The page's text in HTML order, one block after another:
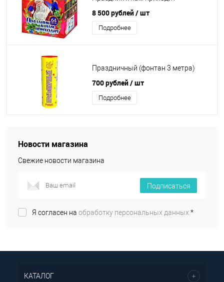
8 500 рублей/ шт
Подробнее
Праздничный (фонтан 3 метра)
700 рублей/ шт
Подробнее
Новости магазина
Свежие новости магазина
Подписаться
Я согласен на обработку персональных данных.*
КАТАЛОГ